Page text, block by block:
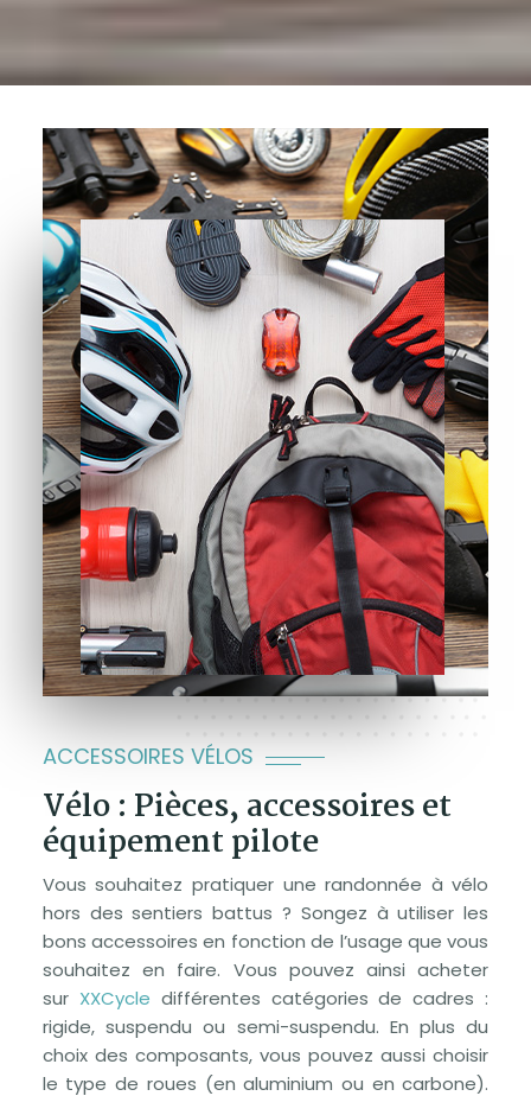
ACCESSOIRES VÉLOS
Vélo : Pièces, accessoires et
équipement pilote
Vous souhaitez pratiquer une randonnée à vélo
hors des sentiers battus ? Songez à utiliser les
bons accessoires en fonction de l’usage que vous
souhaitez en faire. Vous pouvez ainsi acheter
sur XXCycle différentes catégories de cadres :
rigide, suspendu ou semi-suspendu. En plus du
choix des composants, vous pouvez aussi choisir
le type de roues (en aluminium ou en carbone).